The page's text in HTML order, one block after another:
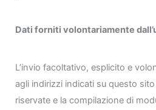
Dati forniti volontariamente
L’invio facoltativo, esplicito e
agli indirizzi indicati su questo sito
riservate e la compilazione di